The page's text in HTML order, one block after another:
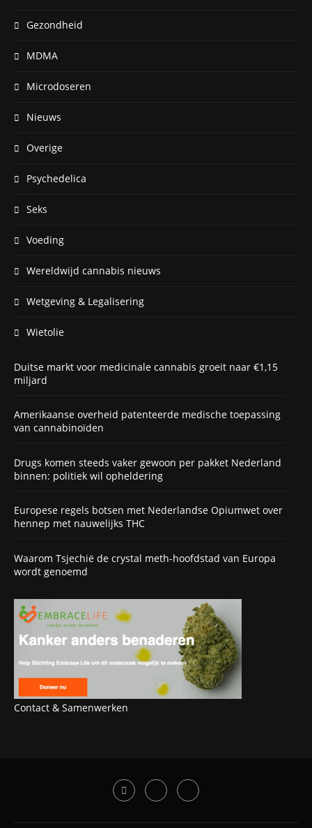
Gezondheid
MDMA
Microdoseren
Nieuws
Overige
Psychedelica
Seks
Voeding
Wereldwijd cannabis nieuws
Wetgeving & Legalisering
Wietolie
Duitse markt voor medicinale cannabis groeit naar €1,15
miljard
Amerikaanse overheid patenteerde medische toepassing
van cannabinoïden
Drugs komen steeds vaker gewoon per pakket Nederland
binnen: politiek wil opheldering
Europese regels botsen met Nederlandse Opiumwet over
hennep met nauwelijks THC
Waarom Tsjechië de crystal meth-hoofdstad van Europa
wordt genoemd
Contact & Samenwerken